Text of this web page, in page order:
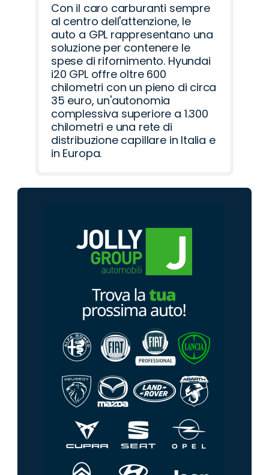
Con il caro carburanti sempre
al centro dell'attenzione, le
auto a GPL rappresentano una
soluzione per contenere le
spese di rifornimento. Hyundai
i20 GPL offre oltre 600
chilometri con un pieno di circa
35 euro, un'autonomia
complessiva superiore a 1.300
chilometri e una rete di
distribuzione capillare in Italia e
in Europa.